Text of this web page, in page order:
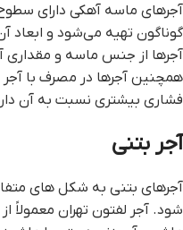
آجرهای ماسه آهکی دارای
گوناگون تهیه می‌شود و ابعاد
آجرها از جنس ماسه و مقداری
همچنین آجرها در مصرف با
فشاری بیشتری نسبت به آن
آجر بتنی
آجرهای بتنی به شکل های
شود. آجر لفتون تهران معمولاً